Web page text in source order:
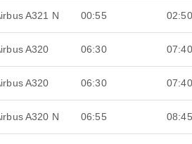
A321 N 00:55 02:50
A320 06:30 07:40
A320 06:30 07:40
A320 N 06:55 08:45